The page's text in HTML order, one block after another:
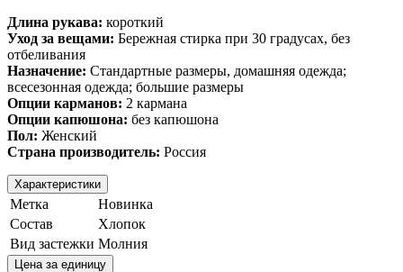
Длина рукава: короткий
Уход за вещами: Бережная стирка при 30 градусах, без
отбеливания
Назначение: Стандартные размеры, домашняя одежда;
всесезонная одежда; большие размеры
Опции карманов: 2 кармана
Опции капюшона: без капюшона
Пол: Женский
Страна производитель: Россия
Характеристики
Метка
Новинка
Состав
Хлопок
Вид застежки Молния
Цена за единицу